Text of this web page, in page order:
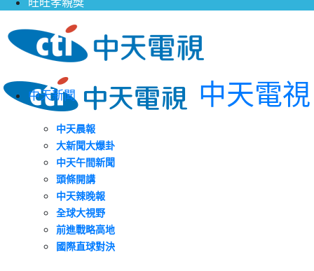
中天電視
中天新聞
中天晨報
大新聞大爆卦
中天午間新聞
頭條開講
中天辣晚報
全球大視野
前進戰略高地
國際直球對決